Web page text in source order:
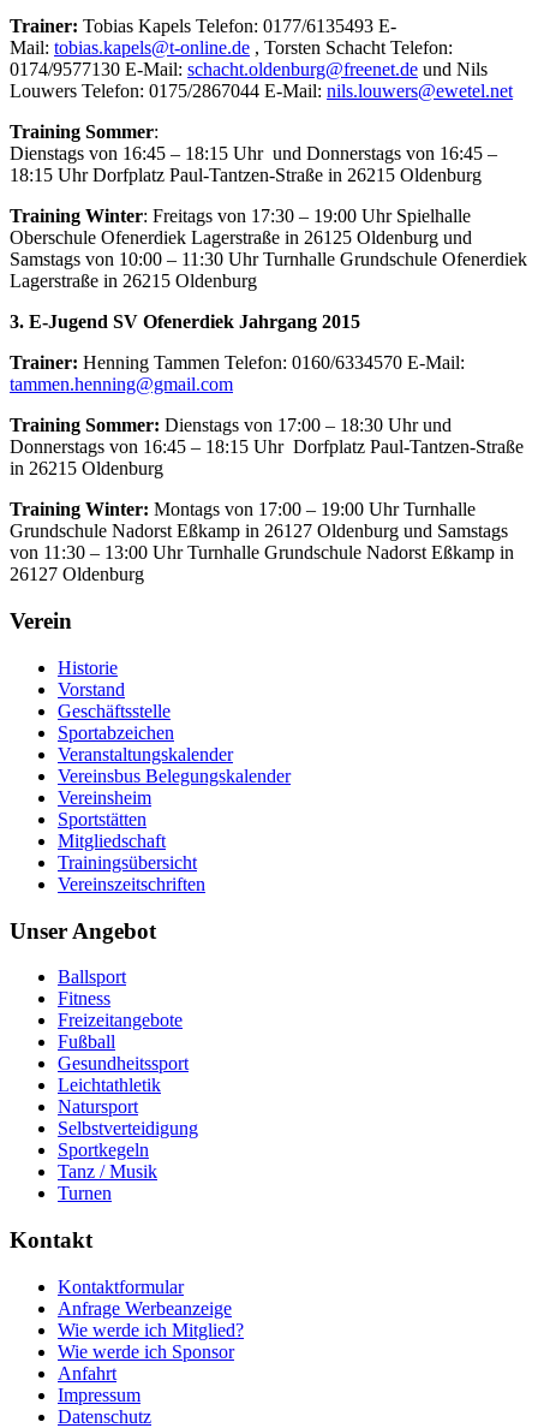
Trainer: Tobias Kapels Telefon: 0177/6135493 E-
Mail: tobias.kapels@t-online.de , Torsten Schacht Telefon:
0174/9577130 E-Mail: schacht.oldenburg@freenet.de und Nils
Louwers Telefon: 0175/2867044 E-Mail: nils.louwers@ewetel.net
Training Sommer:
Dienstags von 16:45 – 18:15 Uhr und Donnerstags von 16:45 –
18:15 UhrDorfplatz Paul-Tantzen-Straße in 26215 Oldenburg
Training Winter: Freitags von 17:30 – 19:00 Uhr Spielhalle
Oberschule Ofenerdiek Lagerstraße in 26125 Oldenburg und
Samstags von 10:00 – 11:30 Uhr Turnhalle Grundschule Ofenerdiek
Lagerstraße in 26215 Oldenburg
3. E-Jugend SV Ofenerdiek Jahrgang 2015
Trainer: Henning Tammen Telefon: 0160/6334570 E-Mail:
tammen.henning@gmail.com
Training Sommer: Dienstags von 17:00 – 18:30 Uhr und
Donnerstags von 16:45 – 18:15 Uhr Dorfplatz Paul-Tantzen-Straße
in 26215 Oldenburg
Training Winter: Montags von 17:00 – 19:00 Uhr Turnhalle
Grundschule Nadorst Eßkamp in 26127 Oldenburg und Samstags
von 11:30 – 13:00 Uhr Turnhalle Grundschule Nadorst Eßkamp in
26127 Oldenburg
Verein
Historie
Vorstand
Geschäftsstelle
Sportabzeichen
Veranstaltungskalender
Vereinsbus Belegungskalender
Vereinsheim
Sportstätten
Mitgliedschaft
Trainingsübersicht
Vereinszeitschriften
Unser Angebot
Ballsport
Fitness
Freizeitangebote
Fußball
Gesundheitssport
Leichtathletik
Natursport
Selbstverteidigung
Sportkegeln
Tanz / Musik
Turnen
Kontakt
Kontaktformular
Anfrage Werbeanzeige
Wie werde ich Mitglied?
Wie werde ich Sponsor
Anfahrt
Impressum
Datenschutz